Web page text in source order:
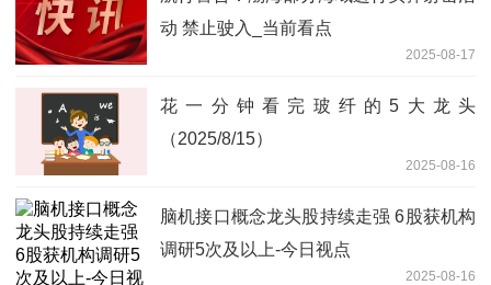
动 禁止驶入_当前看点
2025-08-17
花一分钟看完玻纤的5大龙头
（2025/8/15）
2025-08-16
脑机接口概念龙头股持续走强 6股获机构
调研5次及以上-今日视点
2025-08-16